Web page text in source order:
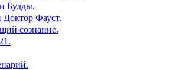
Будды.
Фауст.
сознание.